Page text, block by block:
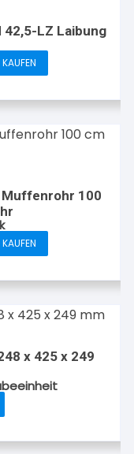
42,5-LZ Laibung
Muffenrohr 100
x 425 x 249